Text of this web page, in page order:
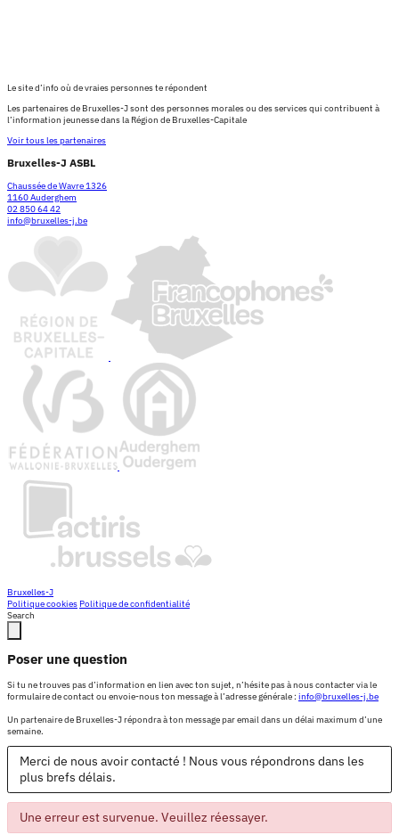
Le site d’info où de vraies personnes te répondent
Les partenaires de Bruxelles-J sont des personnes morales ou des services qui contribuent à
l’information jeunesse dans la Région de Bruxelles-Capitale
Voir tous les partenaires
Bruxelles-J ASBL
Chaussée de Wavre 1326
1160 Auderghem
02 850 64 42
info@bruxelles-j.be
Bruxelles-J
Politique cookies Politique de confidentialité
Search
Poser une question
Si tu ne trouves pas d’information en lien avec ton sujet, n’hésite pas à nous contacter via le
formulaire de contact ou envoie-nous ton message à l’adresse générale : info@bruxelles-j.be
Un partenaire de Bruxelles-J répondra à ton message par email dans un délai maximum d’une
semaine.
Merci de nous avoir contacté ! Nous vous répondrons dans les
plus brefs délais.
Une erreur est survenue. Veuillez réessayer.